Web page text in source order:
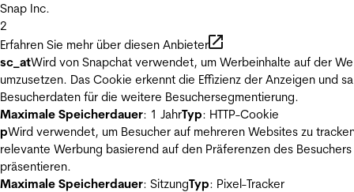
Snap Inc.
2
Erfahren Sie mehr über diesen Anbieter
sc_atWird von Snapchat verwendet, um Werbeinhalte auf der
umzusetzen. Das Cookie erkennt die Effizienz der Anzeigen und
Besucherdaten für die weitere Besuchersegmentierung.
Maximale Speicherdauer: 1 JahrTyp: HTTP-Cookie
pWird verwendet, um Besucher auf mehreren Websites zu
relevante Werbung basierend auf den Präferenzen des Besuchers
präsentieren.
Maximale Speicherdauer: SitzungTyp: Pixel-Tracker